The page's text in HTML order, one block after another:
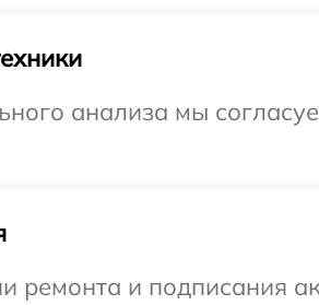
анализа мы
ремонта и подписания